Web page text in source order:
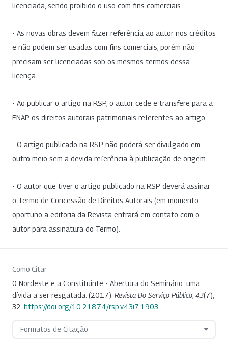
licenciada, sendo proibido o uso com fins comerciais.
- As novas obras devem fazer referência ao autor nos créditos
e não podem ser usadas com fins comerciais, porém não
precisam ser licenciadas sob os mesmos termos dessa
licença.
- Ao publicar o artigo na RSP, o autor cede e transfere para a
ENAP os direitos autorais patrimoniais referentes ao artigo.
- O artigo publicado na RSP não poderá ser divulgado em
outro meio sem a devida referência à publicação de origem.
- O autor que tiver o artigo publicado na RSP deverá assinar
o Termo de Concessão de Direitos Autorais (em momento
oportuno a editoria da Revista entrará em contato com o
autor para assinatura do Termo).
Como Citar
0 Nordeste e a Constituinte - Abertura do Seminário: uma
dívida a ser resgatada. (2017). Revista Do Serviço Público 43(7),
32. https://doi.org/10.21874/rsp.v43i7.1903
Formatos de Citação